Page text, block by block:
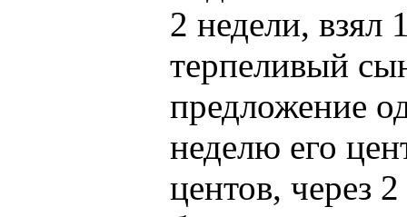
2 недели, взял
терпеливый
предложение
неделю его
центов, через